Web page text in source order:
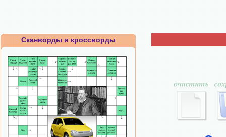
Сканворды и кроссворды